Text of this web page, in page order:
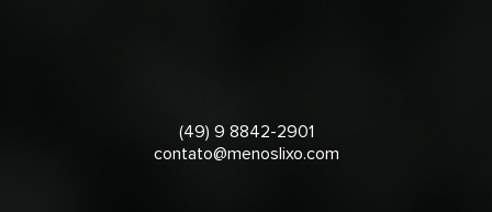
(49) 9 8842-2901
contato@menoslixo.com